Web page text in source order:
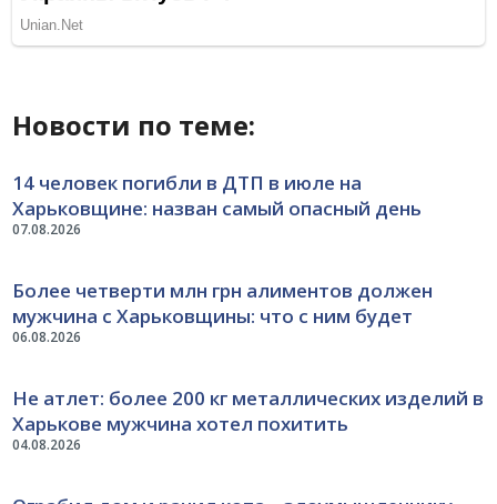
Новости по теме:
07.08.2026
14 человек погибли в ДТП в июле на
Харьковщине: назван самый опасный день
06.08.2026
Более четверти млн грн алиментов должен
мужчина с Харьковщины: что с ним будет
04.08.2026
Не атлет: более 200 кг металлических изделий в
Харькове мужчина хотел похитить